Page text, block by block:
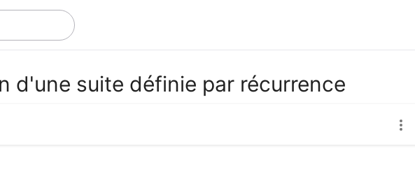
d'une suite définie par récurrence